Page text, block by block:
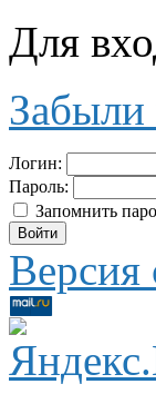
Для
Забыли
Логин:
Пароль:
Запомнить
Версия